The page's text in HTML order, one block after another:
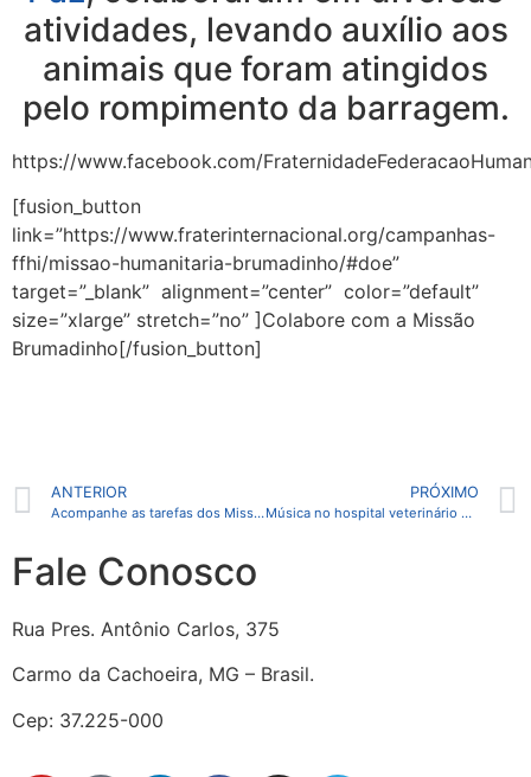
atividades, levando auxílio aos
animais que foram atingidos
pelo rompimento da barragem.
https://www.facebook.com/
[fusion_button
link=”https://www.fraterinternacional.org/campanhas-
ffhi/missao-humanitaria-brumadinho/#doe”
target=”_blank” alignment=”center” color=”default”
size=”xlarge” stretch=”no” ]Colabore com a Missão
Brumadinho[/fusion_button]
ANTERIOR
Acompanhe as tarefas dos Missionários da Fraternidade em Brumadinho
PRÓXIMO
Música no hospital veterinário de campanha, em Brumadinho
Fale Conosco
Rua Pres. Antônio Carlos, 375
Carmo da Cachoeira, MG – Brasil.
Cep: 37.225-000